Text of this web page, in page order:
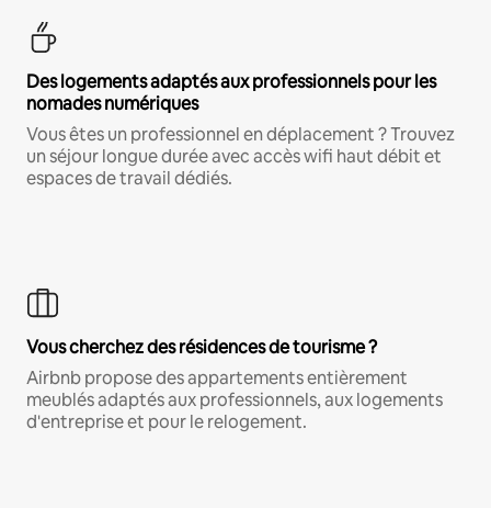
Des logements adaptés aux professionnels pour les
nomades numériques
Vous êtes un professionnel en déplacement ? Trouvez
un séjour longue durée avec accès wifi haut débit et
espaces de travail dédiés.
Vous cherchez des résidences de tourisme ?
Airbnb propose des appartements entièrement
meublés adaptés aux professionnels, aux logements
d'entreprise et pour le relogement.